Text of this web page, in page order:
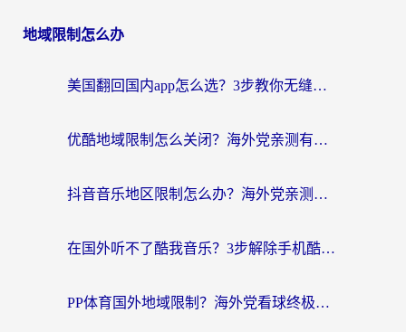
地域限制怎么办
美国翻回国内app怎么选？3步教你无缝刷剧、登12123、访问国内网站
优酷地域限制怎么关闭？海外党亲测有效的追剧加速器选择指南
抖音音乐地区限制怎么办？海外党亲测有效的听歌自由指南
在国外听不了酷我音乐？3步解除手机酷我音乐海外限制，附实测好用加速器
PP体育国外地域限制？海外党看球终极方案：从欧洲杯到奥运会，中文解说不卡顿！